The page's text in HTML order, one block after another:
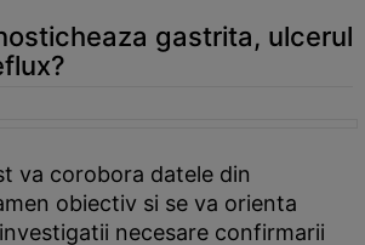
gastrita, ulcerul
va corobora datele din
obiectiv si se va orienta
necesare confirmarii